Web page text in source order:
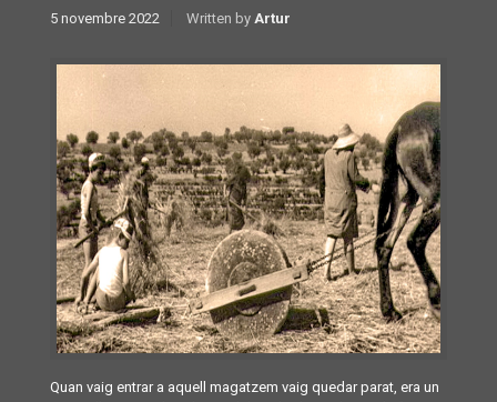
5 novembre 2022 Written by Artur
Quan vaig entrar a aquell magatzem vaig quedar parat, era un